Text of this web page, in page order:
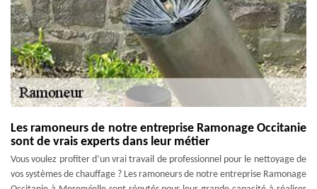
Les ramoneurs de notre entreprise Ramonage Occitanie
sont de vrais experts dans leur métier
Vous voulez profiter d’un vrai travail de professionnel pour le nettoyage de
vos systèmes de chauffage ? Les ramoneurs de notre entreprise Ramonage